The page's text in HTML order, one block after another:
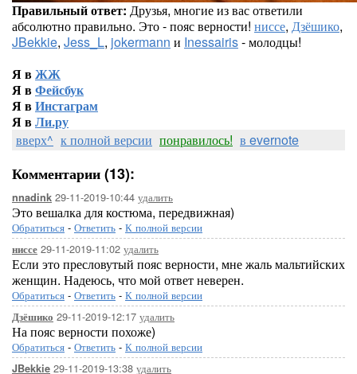
Правильный ответ: Друзья, многие из вас ответили
абсолютно правильно. Это - пояс верности! ниссе, Дзёшико,
JBekkie, Jess_L, jokermann и Inessairis- молодцы!
Я вЖЖ
Я вФейсбук
Я вИнстаграм
Я вЛи.ру
вверх^ к полной версии понравилось! в evernote
Комментарии (13):
nnadink 29-11-2019-10:44 удалить
Это вешалка для костюма, передвижная)
Обратиться - Ответить - К полной версии
ниссе 29-11-2019-11:02 удалить
Если это пресловутый пояс верности, мне жаль мальтийских
женщин. Надеюсь, что мой ответ неверен.
Обратиться - Ответить - К полной версии
Дзёшико 29-11-2019-12:17 удалить
На пояс верности похоже)
Обратиться - Ответить - К полной версии
JBekkie 29-11-2019-13:38 удалить